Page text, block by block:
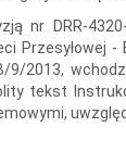
nr DRR-
9/2013,
tekst